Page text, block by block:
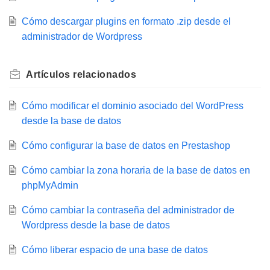
Cómo descargar plugins en formato .zip desde el
administrador de Wordpress
Artículos relacionados
Cómo modificar el dominio asociado del WordPress
desde la base de datos
Cómo configurar la base de datos en Prestashop
Cómo cambiar la zona horaria de la base de datos en
phpMyAdmin
Cómo cambiar la contraseña del administrador de
Wordpress desde la base de datos
Cómo liberar espacio de una base de datos